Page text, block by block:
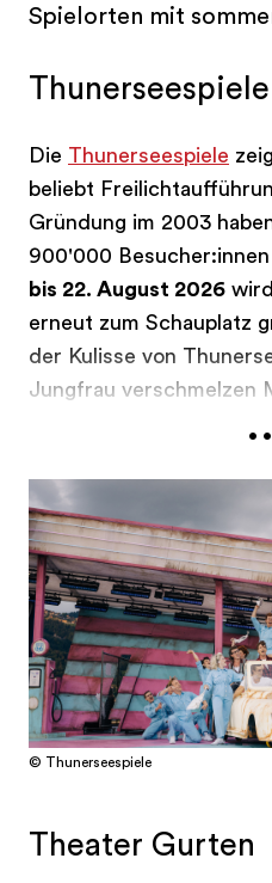
Spielorten mit
Thunerseespiele
Die Thunerseespiele
beliebt
Gründung im 2003
900'000
bis 22. August 2026
erneut zum Schauplatz
der Kulisse von
Jungfrau verschmelzen
Grund als schönste
Musical-Erfolgen wie
Mamma Mia! und Der
steht 2026 mitGrease
internationaler Klassiker
© Thunerseespiele
Theater Gurten